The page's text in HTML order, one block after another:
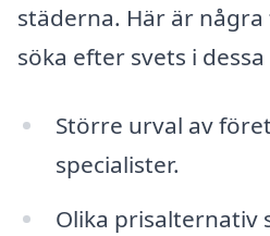
städerna. Här är
söka efter svets i
Större urval av
specialister.
Olika prisalternativ